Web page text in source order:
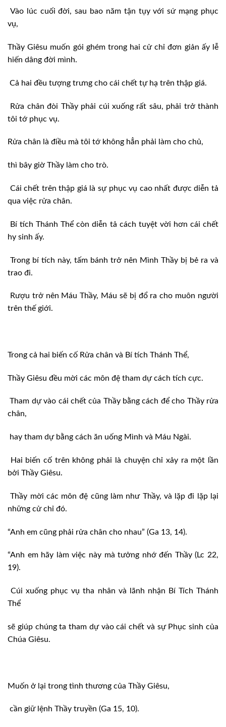
Vào lúc cuối đời, sau bao năm tận tụy với sứ mạng phục
vụ,
Thầy Giêsu muốn gói ghém trong hai cử chỉ đơn giản ấy lễ
hiến dâng đời mình.
Cả hai đều tượng trưng cho cái chết tự hạ trên thập giá.
Rửa chân đòi Thầy phải cúi xuống rất sâu, phải trở thành
tôi tớ phục vụ.
Rửa chân là điều mà tôi tớ không hẳn phải làm cho chủ,
thì bây giờ Thầy làm cho trò.
Cái chết trên thập giá là sự phục vụ cao nhất được diễn tả
qua việc rửa chân.
Bí tích Thánh Thể còn diễn tả cách tuyệt vời hơn cái chết
hy sinh ấy.
Trong bí tích này, tấm bánh trở nên Mình Thầy bị bẻ ra và
trao đi.
Rượu trở nên Máu Thầy, Máu sẽ bị đổ ra cho muôn người
trên thế giới.
Trong cả hai biến cố Rửa chân và Bí tích Thánh Thể,
Thầy Giêsu đều mời các môn đệ tham dự cách tích cực.
Tham dự vào cái chết của Thầy bằng cách để cho Thầy rửa
chân,
hay tham dự bằng cách ăn uống Mình và Máu Ngài.
Hai biến cố trên không phải là chuyện chỉ xảy ra một lần
bởi Thầy Giêsu.
Thầy mời các môn đệ cũng làm như Thầy, và lặp đi lặp lại
những cử chỉ đó.
“Anh em cũng phải rửa chân cho nhau” (Ga 13, 14).
“Anh em hãy làm việc này mà tưởng nhớ đến Thầy (Lc 22,
19).
Cúi xuống phục vụ tha nhân và lãnh nhận Bí Tích Thánh
Thể
sẽ giúp chúng ta tham dự vào cái chết và sự Phục sinh của
Chúa Giêsu.
Muốn ở lại trong tình thương của Thầy Giêsu,
cần giữ lệnh Thầy truyền (Ga 15, 10).